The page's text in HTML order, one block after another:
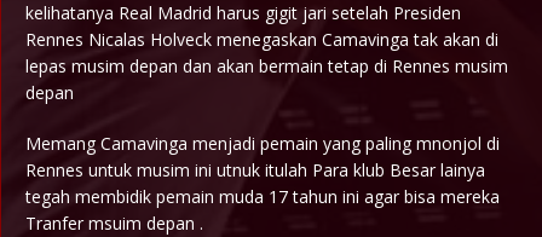
kelihatanya Real Madrid harus gigit jari setelah Presiden
Rennes Nicalas Holveck menegaskan Camavinga tak akan di
lepas musim depan dan akan bermain tetap di Rennes musim
depan
Memang Camavinga menjadi pemain yang paling mnonjol di
Rennes untuk musim ini utnuk itulah Para klub Besar lainya
tegah membidik pemain muda 17 tahun ini agar bisa mereka
Tranfer msuim depan .